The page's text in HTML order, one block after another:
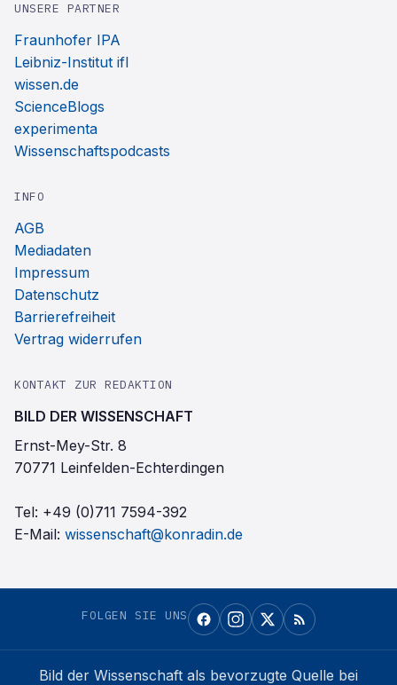
UNSERE PARTNER
Fraunhofer IPA
Leibniz-Institut ifl
wissen.de
ScienceBlogs
experimenta
Wissenschaftspodcasts
INFO
AGB
Mediadaten
Impressum
Datenschutz
Barrierefreiheit
Vertrag widerrufen
KONTAKT ZUR REDAKTION
BILD DER WISSENSCHAFT
Ernst-Mey-Str. 8
70771 Leinfelden-Echterdingen
Tel: +49 (0)711 7594-392
E-Mail: wissenschaft@konradin.de
FOLGEN SIE UNS
Bild der Wissenschaft als bevorzugte Quelle bei